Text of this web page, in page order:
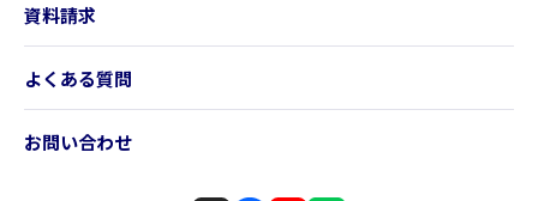
資料請求
よくある質問
お問い合わせ